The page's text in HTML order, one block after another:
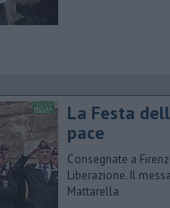
La Festa
pace
Consegnate a
Liberazione. Il
Mattarella